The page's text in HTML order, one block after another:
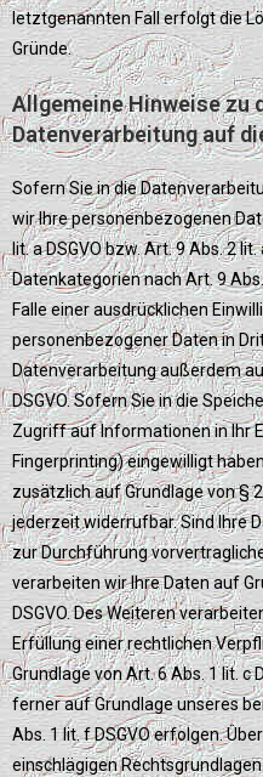
letztgenannten Fall erfolgt die
Gründe.
Allgemeine Hinweise zu
Datenverarbeitung auf
Sofern Sie in die
wir Ihre personenbezogenen
lit. a DSGVO bzw. Art. 9 Abs. 2
Datenkategorien nach Art. 9
Falle einer ausdrücklichen
personenbezogener Daten in
Datenverarbeitung außerdem
DSGVO. Sofern Sie in die
Zugriff auf Informationen in Ihr
Fingerprinting) eingewilligt
zusätzlich auf Grundlage von §
jederzeit widerrufbar. Sind Ihre
zur Durchführung
verarbeiten wir Ihre Daten auf
DSGVO. Des Weiteren
Erfüllung einer rechtlichen
Grundlage von Art. 6 Abs. 1 lit. c
ferner auf Grundlage unseres
Abs. 1 lit. f DSGVO erfolgen.
einschlägigen